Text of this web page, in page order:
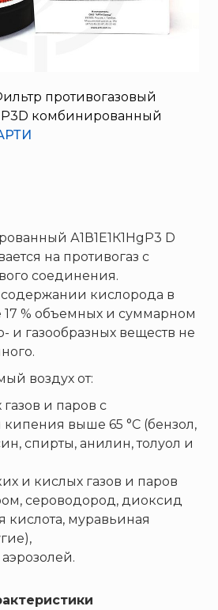
противогазовый
комбинированный
А1В1Е1К1HgР3 D
на противогаз с
соединения.
кислорода в
17 % объемных и суммарном
и газообразных веществ не
воздух от:
и паров с
кипения выше 65 °С (бензол,
спирты, анилин, толуол и
и кислых газов и паров
сероводород, диоксид
кислота, муравьиная